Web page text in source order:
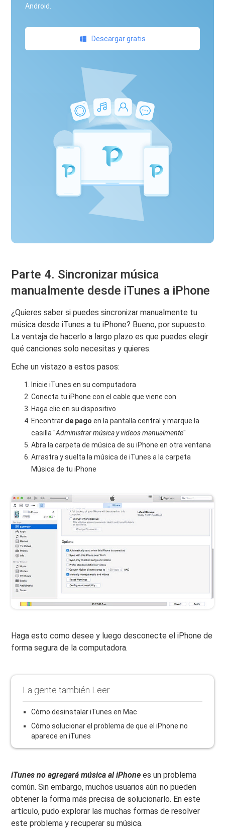
Android.
Descargar gratis
Parte 4. Sincronizar música
manualmente desde iTunes a iPhone
¿Quieres saber si puedes sincronizar manualmente tu
música desde iTunes a tu iPhone? Bueno, por supuesto.
La ventaja de hacerlo a largo plazo es que puedes elegir
qué canciones solo necesitas y quieres.
Eche un vistazo a estos pasos:
Inicie iTunes en su computadora
Conecta tu iPhone con el cable que viene con
Haga clic en su dispositivo
Encontrar de pago en la pantalla central y marque la
casilla "Administrar música y videos manualmente"
Abra la carpeta de música de su iPhone en otra ventana
Arrastra y suelta la música de iTunes a la carpeta
Música de tu iPhone
Haga esto como desee y luego desconecte el iPhone de
forma segura de la computadora.
La gente también Leer
Cómo desinstalar iTunes en Mac
Cómo solucionar el problema de que el iPhone no
aparece en iTunes
iTunes no agregará música al iPhone es un problema
común. Sin embargo, muchos usuarios aún no pueden
obtener la forma más precisa de solucionarlo. En este
artículo, pudo explorar las muchas formas de resolver
este problema y recuperar su música.